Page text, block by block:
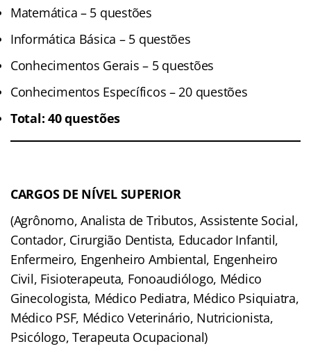
Matemática – 5 questões
Informática Básica – 5 questões
Conhecimentos Gerais – 5 questões
Conhecimentos Específicos – 20 questões
Total: 40 questões
CARGOS DE NÍVEL SUPERIOR
(Agrônomo, Analista de Tributos, Assistente Social,
Contador, Cirurgião Dentista, Educador Infantil,
Enfermeiro, Engenheiro Ambiental, Engenheiro
Civil, Fisioterapeuta, Fonoaudiólogo, Médico
Ginecologista, Médico Pediatra, Médico Psiquiatra,
Médico PSF, Médico Veterinário, Nutricionista,
Psicólogo, Terapeuta Ocupacional)